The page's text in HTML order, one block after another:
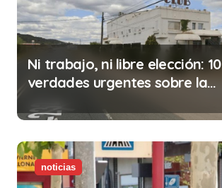
Ni trabajo, ni libre elección: 10
verdades urgentes sobre la
noticias